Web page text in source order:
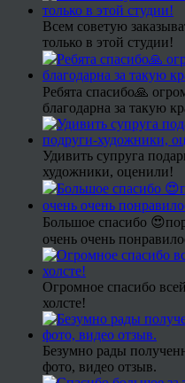
Всем советую
только в этой студии!
Ребята спасибо🙏
благодарна за такую
Удивить супруга
художники, оценили!
Большое спасибо
очень очень
Огромное спасибо
холсте!
Безумно рады
фото, видео отзыв.